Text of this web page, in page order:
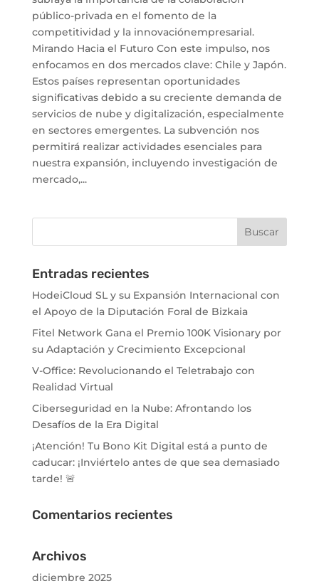
público-privada en el fomento de la
competitividad y la innovaciónempresarial.
Mirando Hacia el Futuro Con este impulso, nos
enfocamos en dos mercados clave: Chile y Japón.
Estos países representan oportunidades
significativas debido a su creciente demanda de
servicios de nube y digitalización, especialmente
en sectores emergentes. La subvención nos
permitirá realizar actividades esenciales para
nuestra expansión, incluyendo investigación de
mercado,...
Entradas recientes
HodeiCloud SL y su Expansión Internacional con
el Apoyo de la Diputación Foral de Bizkaia
Fitel Network Gana el Premio 100K Visionary por
su Adaptación y Crecimiento Excepcional
V-Office: Revolucionando el Teletrabajo con
Realidad Virtual
Ciberseguridad en la Nube: Afrontando los
Desafíos de la Era Digital
¡Atención! Tu Bono Kit Digital está a punto de
caducar: ¡Inviértelo antes de que sea demasiado
tarde! 🚨
Comentarios recientes
Archivos
diciembre 2025